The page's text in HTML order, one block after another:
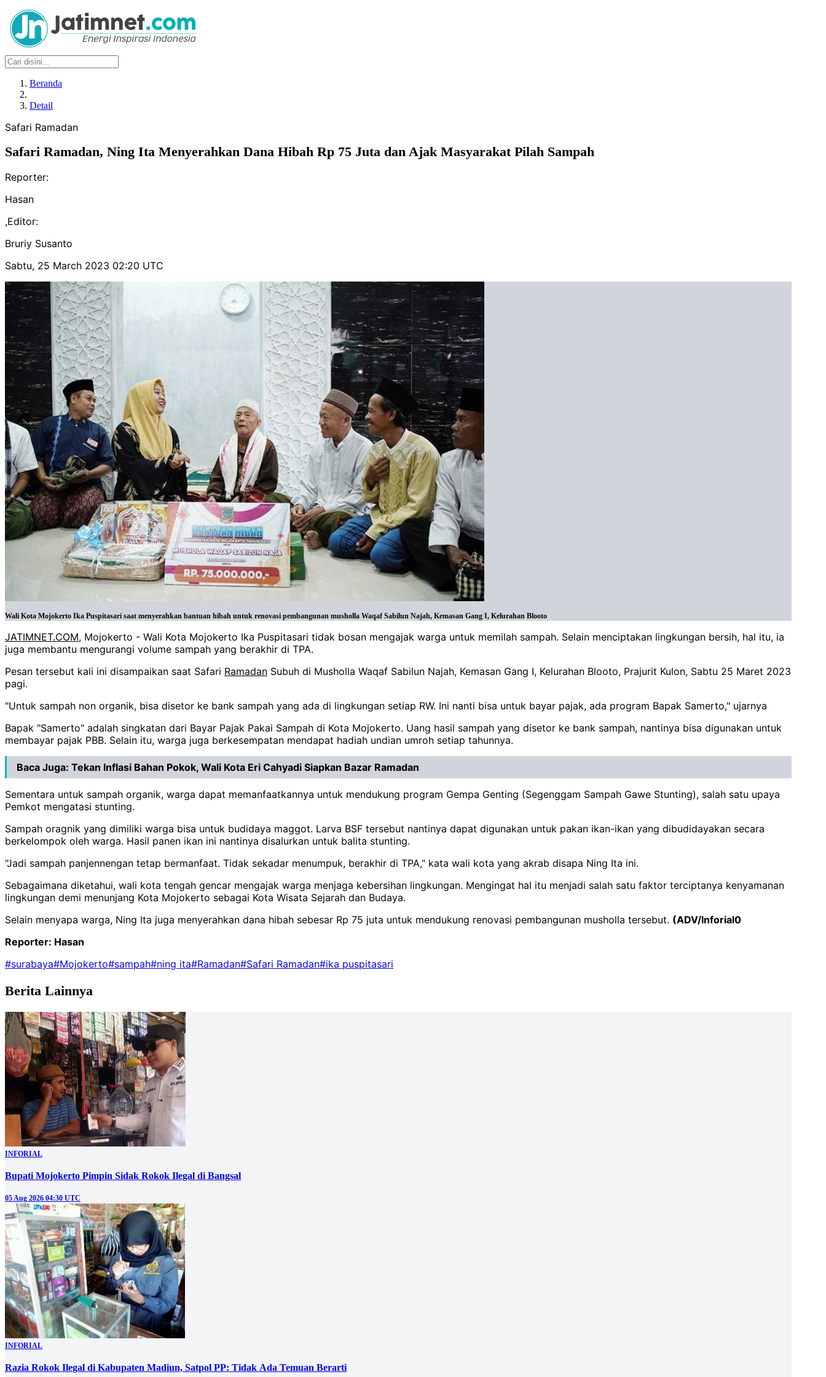
Beranda
Detail
Safari Ramadan
Safari Ramadan, Ning Ita Menyerahkan Dana Hibah Rp 75 Juta dan Ajak Masyarakat Pilah Sampah
Reporter:
Hasan
,Editor:
Bruriy Susanto
Sabtu, 25 March 2023 02:20 UTC
Wali Kota Mojokerto Ika Puspitasari saat menyerahkan bantuan hibah untuk renovasi pembangunan musholla Waqaf Sabilun Najah, Kemasan Gang I, Kelurahan Blooto
JATIMNET.COM, Mojokerto - Wali Kota Mojokerto Ika Puspitasari tidak bosan mengajak warga untuk memilah sampah. Selain menciptakan lingkungan bersih, hal itu, ia
juga membantu mengurangi volume sampah yang berakhir di TPA.
Pesan tersebut kali ini disampaikan saat Safari Ramadan Subuh di Musholla Waqaf Sabilun Najah, Kemasan Gang I, Kelurahan Blooto, Prajurit Kulon, Sabtu 25 Maret 2023
pagi.
"Untuk sampah non organik, bisa disetor ke bank sampah yang ada di lingkungan setiap RW. Ini nanti bisa untuk bayar pajak, ada program Bapak Samerto," ujarnya
Bapak "Samerto" adalah singkatan dari Bayar Pajak Pakai Sampah di Kota Mojokerto. Uang hasil sampah yang disetor ke bank sampah, nantinya bisa digunakan untuk
membayar pajak PBB. Selain itu, warga juga berkesempatan mendapat hadiah undian umroh setiap tahunnya.
Baca Juga: Tekan Inflasi Bahan Pokok, Wali Kota Eri Cahyadi Siapkan Bazar Ramadan
Sementara untuk sampah organik, warga dapat memanfaatkannya untuk mendukung program Gempa Genting (Segenggam Sampah Gawe Stunting), salah satu upaya
Pemkot mengatasi stunting.
Sampah oragnik yang dimiliki warga bisa untuk budidaya maggot. Larva BSF tersebut nantinya dapat digunakan untuk pakan ikan-ikan yang dibudidayakan secara
berkelompok oleh warga. Hasil panen ikan ini nantinya disalurkan untuk balita stunting.
"Jadi sampah panjennengan tetap bermanfaat. Tidak sekadar menumpuk, berakhir di TPA," kata wali kota yang akrab disapa Ning Ita ini.
Sebagaimana diketahui, wali kota tengah gencar mengajak warga menjaga kebersihan lingkungan. Mengingat hal itu menjadi salah satu faktor terciptanya kenyamanan
lingkungan demi menunjang Kota Mojokerto sebagai Kota Wisata Sejarah dan Budaya.
Selain menyapa warga, Ning Ita juga menyerahkan dana hibah sebesar Rp 75 juta untuk mendukung renovasi pembangunan musholla tersebut. (ADV/Inforial0
Reporter: Hasan
#surabaya#Mojokerto#sampah#ning ita#Ramadan#Safari Ramadan#ika puspitasari
Berita Lainnya
INFORIAL
Bupati Mojokerto Pimpin Sidak Rokok Ilegal di Bangsal
05 Aug 2026 04:30 UTC
INFORIAL
Razia Rokok Ilegal di Kabupaten Madiun, Satpol PP: Tidak Ada Temuan Berarti